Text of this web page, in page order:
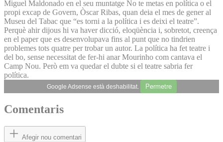
Miguel Maldonado en el seu muntatge No te metas en política o el
propi excap de Govern, Òscar Ribas, quan deia el mes de gener al
Museu del Tabac que “es torni a la política i es deixi el teatre”.
Perquè ahir dijous hi va haver dicció, eloqüència i, sobretot, creença
en el paper que es desenvolupava fins al punt que no tindrien
problemes tots quatre per trobar un autor. La política ha fet teatre i
del bo, sense necessitat de fer-hi anar Mourinho com cantava el
Camp Nou. Però em va quedar el dubte si el teatre sabria fer
política.
Google Adsense està deshabilitat. Permetre
Comentaris
Afegir nou comentari